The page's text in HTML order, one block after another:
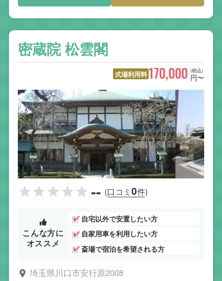
密蔵院 松雲閣
式場利用料 (税込)
170,000 円〜
-- (口コミ0件)
こんな方に
オススメ
自宅以外で安置したい方
自家用車を利用したい方
斎場で宿泊を希望される方
埼玉県川口市安行原2008